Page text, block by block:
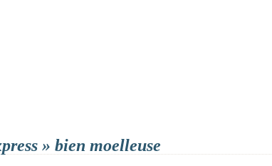
» bien moelleuse